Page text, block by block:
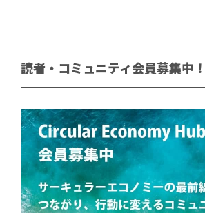
読者・コミュニティ会員募集中！